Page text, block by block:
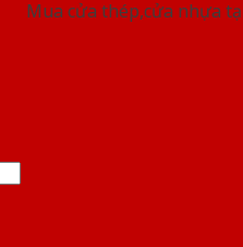
Mua cửa thép,cửa nhựa